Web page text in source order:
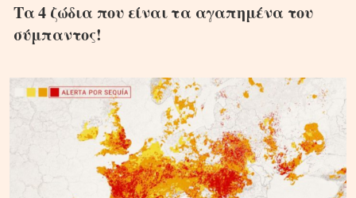
Τα 4 ζώδια που είναι τα αγαπημένα του
σύμπαντος!